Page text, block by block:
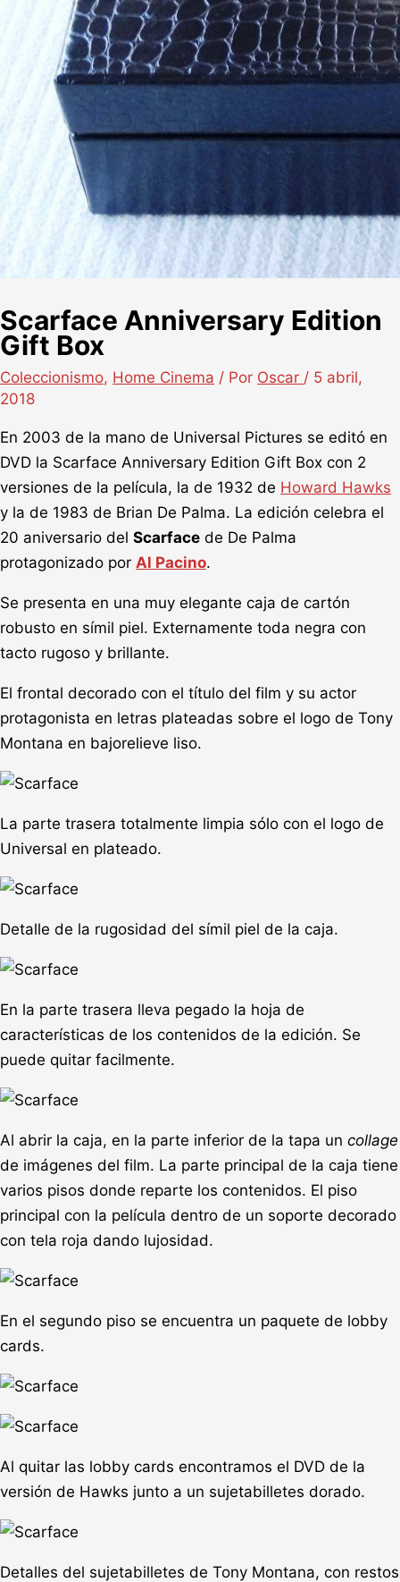
Scarface Anniversary Edition
Gift Box
Coleccionismo, Home Cinema / Por Oscar / 5 abril,
2018
En 2003 de la mano de Universal Pictures se editó en
DVD la Scarface Anniversary Edition Gift Box con 2
versiones de la película, la de 1932 de Howard Hawks
y la de 1983 de Brian De Palma. La edición celebra el
20 aniversario del Scarface de De Palma
protagonizado por Al Pacino.
Se presenta en una muy elegante caja de cartón
robusto en símil piel. Externamente toda negra con
tacto rugoso y brillante.
El frontal decorado con el título del film y su actor
protagonista en letras plateadas sobre el logo de Tony
Montana en bajorelieve liso.
La parte trasera totalmente limpia sólo con el logo de
Universal en plateado.
Detalle de la rugosidad del símil piel de la caja.
En la parte trasera lleva pegado la hoja de
características de los contenidos de la edición. Se
puede quitar facilmente.
Al abrir la caja, en la parte inferior de la tapa un collage
de imágenes del film. La parte principal de la caja tiene
varios pisos donde reparte los contenidos. El piso
principal con la película dentro de un soporte decorado
con tela roja dando lujosidad.
En el segundo piso se encuentra un paquete de lobby
cards.
Al quitar las lobby cards encontramos el DVD de la
versión de Hawks junto a un sujetabilletes dorado.
Detalles del sujetabilletes de Tony Montana, con restos